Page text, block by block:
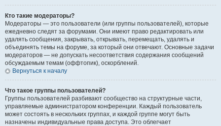
Кто такие модераторы?
Модераторы — это пользователи (или группы пользователей), которые
ежедневно следят за форумами. Они имеют право редактировать или
удалять сообщения, закрывать, открывать, перемещать, удалять и
объединять темы на форуме, за который они отвечают. Основные задачи
модераторов — не допускать несоответствия содержания сообщений
обсуждаемым темам (оффтопик), оскорблений.
Вернуться к началу
Что такое группы пользователей?
Группы пользователей разбивают сообщество на структурные части,
управляемые администратором конференции. Каждый пользователь
может состоять в нескольких группах, и каждой группе могут быть
назначены индивидуальные права доступа. Это облегчает